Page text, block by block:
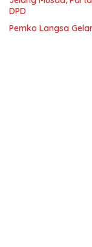
DPD
Pemko Langsa